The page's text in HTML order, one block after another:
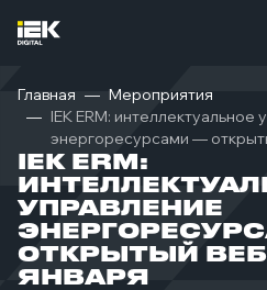
Главная
Мероприятия
IEK ERM: интеллектуальное
энергоресурсами —
IEK ERM:
УПРАВЛЕНИЕ
ОТКРЫТЫЙ
ЯНВАРЯ